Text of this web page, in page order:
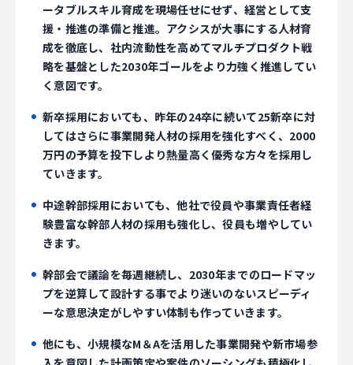
ータブルスキル育成を現場任せにせず、経営として支
援・推進の準備と推進。アクシスが大事にする人材育
成を徹底し、社内流動性を高めてマルチプロダクト戦
略を基盤とした2030年ゴールをより力強く推進してい
く意図です。
新卒採用においても、昨年の24卒に続いて25新卒に対
してはさらに事業開発人材の採用を強化すべく、2000
万円の予算を投下しより熱量高く優秀な方々を採用し
ていきます。
中途幹部採用においても、他社で役員や事業責任者経
験豊富な幹部人材の採用も強化し、役員も増やしてい
きます。
幹部会で議論を毎週継続し、2030年までのロードマッ
プを逆算して設計する事でより迷いのないスピーディ
ーな意思決定がしやすい体制も作っていきます。
他にも、小規模なM＆Aを活用した事業開発や新市場参